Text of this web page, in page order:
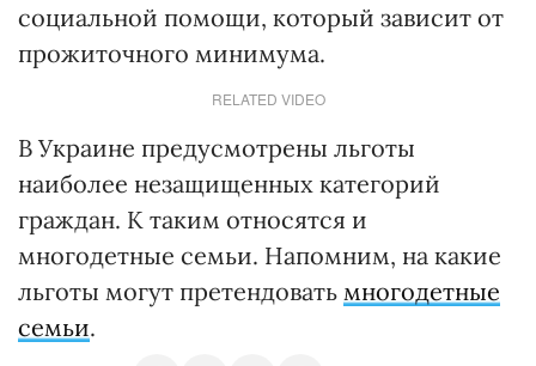
социальной помощи, который зависит от
прожиточного минимума.
RELATED VIDEO
В Украине предусмотрены льготы
наиболее незащищенных категорий
граждан. К таким относятся и
многодетные семьи. Напомним, на какие
льготы могут претендовать многодетные
семьи.